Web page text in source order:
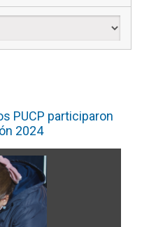
PUCP participaron
2024